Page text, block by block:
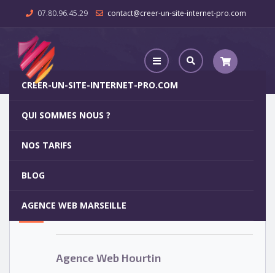
07.80.96.45.29 contact@creer-un-site-internet-pro.com
CREER-UN-SITE-INTERNET-PRO.COM
QUI SOMMES NOUS ?
NOS TARIFS
BLOG
AGENCE WEB MARSEILLE
Agence Web Hourtin
5
Votre site internet pour 29€
Agence Web Hourtin